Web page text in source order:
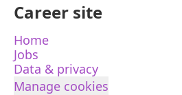
Career site
Home
Jobs
Data & privacy
Manage cookies